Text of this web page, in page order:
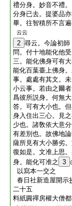
禮分身。妙音不禮
分身已去。提婆品
畢。往智積所不言
云云
2 尋云。今論初師
問。付十地能化他
三。能化佛身可有
能化百葉臺上佛身
事。處處有其文。
小云事。若由之爾
爲彼所説身。何無
答。可有大小也。
身入住出三心。見
少也。諸敎依大意
有差別也。故佛地
薩所見有大小勝劣
復如是。文准上思
身。能化可准之
3
以寫本一交之
春日社新造屋開示
二十五
料紙圓禪房權大僧